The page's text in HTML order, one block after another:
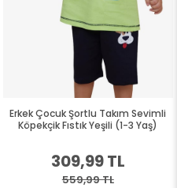
Erkek Çocuk Şortlu Takım Sevimli
Köpekçik Fıstık Yeşili (1-3 Yaş)
309,99 TL
559,99 TL